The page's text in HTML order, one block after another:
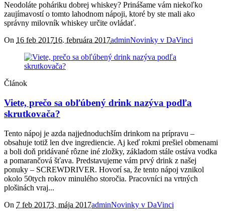
Neodoláte poháriku dobrej whiskey? Prinášame vám niekoľko
zaujímavostí o tomto lahodnom nápoji, ktoré by ste mali ako
správny milovník whiskey určite ovládať.
On 16 feb 201716. februára 2017adminNovinky v DaVinci
Článok
Viete, prečo sa obľúbený drink nazýva podľa
skrutkovača?
Tento nápoj je azda najjednoduchším drinkom na prípravu –
obsahuje totiž len dve ingrediencie. Aj keď rokmi prešiel obmenami
a boli doň pridávané rôzne iné zložky, základom stále ostáva vodka
a pomarančová šťava. Predstavujeme vám prvý drink z našej
ponuky – SCREWDRIVER. Hovorí sa, že tento nápoj vznikol
okolo 50tych rokov minulého storočia. Pracovníci na vrtných
plošinách vraj...
On 7 feb 20173. mája 2017adminNovinky v DaVinci